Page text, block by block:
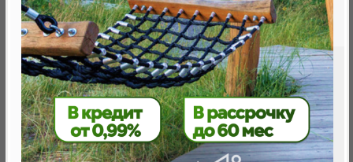
Минск, Октябрьский, просп .Мира д.10
метро «Ковальская Слобода», 566 м